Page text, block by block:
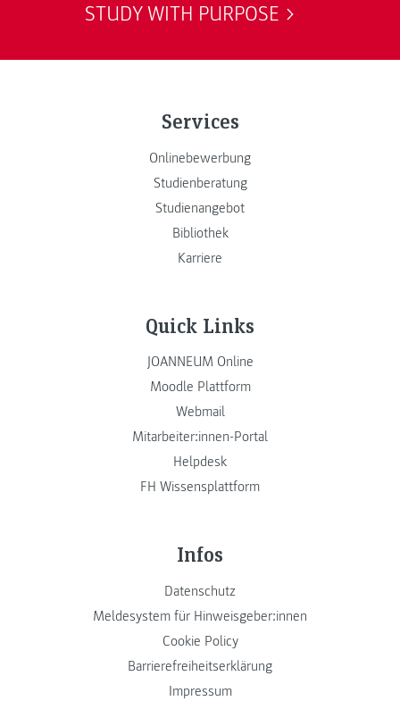
STUDY WITH PURPOSE
Services
Onlinebewerbung
Studienberatung
Studienangebot
Bibliothek
Karriere
Quick Links
JOANNEUM Online
Moodle Plattform
Webmail
Mitarbeiter:innen-Portal
Helpdesk
FH Wissensplattform
Infos
Datenschutz
Meldesystem für Hinweisgeber:innen
Cookie Policy
Barrierefreiheitserklärung
Impressum